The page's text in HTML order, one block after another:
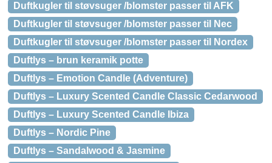
Duftkugler til støvsuger /blomster passer til AFK
Duftkugler til støvsuger /blomster passer til Nec
Duftkugler til støvsuger /blomster passer til Nordex
Duftlys – brun keramik potte
Duftlys – Emotion Candle (Adventure)
Duftlys – Luxury Scented Candle Classic Cedarwood
Duftlys – Luxury Scented Candle Ibiza
Duftlys – Nordic Pine
Duftlys – Sandalwood & Jasmine